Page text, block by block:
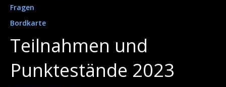
Fragen
Bordkarte
Teilnahmen und
Punktestände 2023